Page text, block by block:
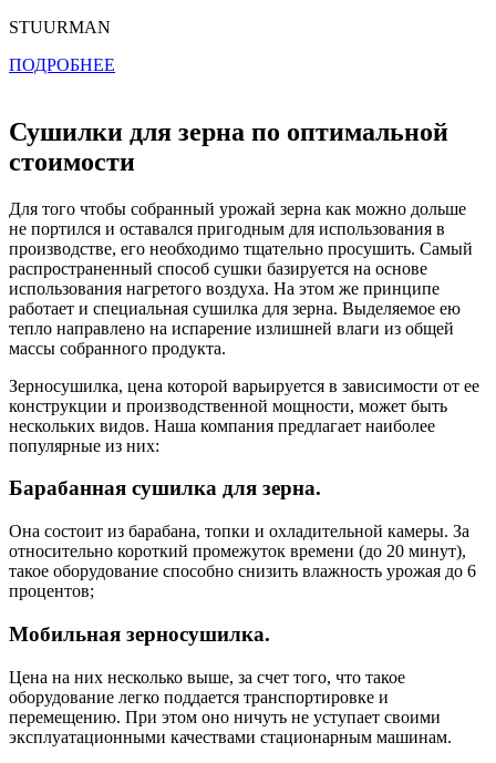
STUURMAN
ПОДРОБНЕЕ
Сушилки для зерна по оптимальной
стоимости
Для того чтобы собранный урожай зерна как можно дольше
не портился и оставался пригодным для использования в
производстве, его необходимо тщательно просушить. Самый
распространенный способ сушки базируется на основе
использования нагретого воздуха. На этом же принципе
работает и специальная сушилка для зерна. Выделяемое ею
тепло направлено на испарение излишней влаги из общей
массы собранного продукта.
Зерносушилка, цена которой варьируется в зависимости от ее
конструкции и производственной мощности, может быть
нескольких видов. Наша компания предлагает наиболее
популярные из них:
Барабанная сушилка для зерна.
Она состоит из барабана, топки и охладительной камеры. За
относительно короткий промежуток времени (до 20 минут),
такое оборудование способно снизить влажность урожая до 6
процентов;
Мобильная зерносушилка.
Цена на них несколько выше, за счет того, что такое
оборудование легко поддается транспортировке и
перемещению. При этом оно ничуть не уступает своими
эксплуатационными качествами стационарным машинам.